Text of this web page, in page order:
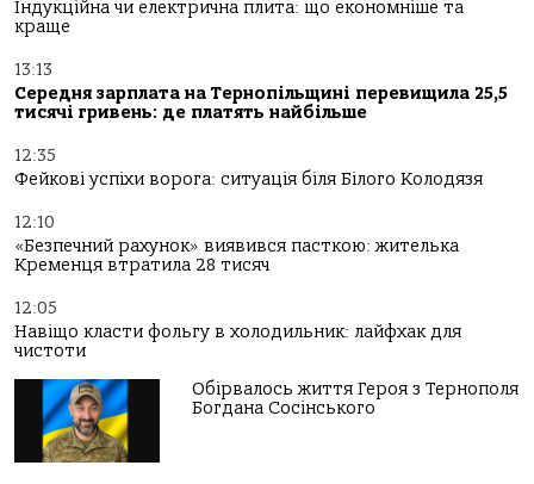
Індукційна чи електрична плита: що економніше та
краще
13:13
Середня зарплата на Тернопільщині перевищила 25,5
тисячі гривень: де платять найбільше
12:35
Фейкові успіхи ворога: ситуація біля Білого Колодязя
12:10
«Безпечний рахунок» виявився пасткою: жителька
Кременця втратила 28 тисяч
12:05
Навіщо класти фольгу в холодильник: лайфхак для
чистоти
Обірвалось життя Героя з Тернополя
Богдана Сосінського